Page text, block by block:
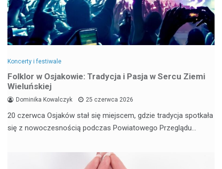
Koncerty i festiwale
Folklor w Osjakowie: Tradycja i Pasja w Sercu Ziemi
Wieluńskiej
Dominika Kowalczyk 25 czerwca 2026
20 czerwca Osjaków stał się miejscem, gdzie tradycja spotkała
się z nowoczesnością podczas Powiatowego Przeglądu…